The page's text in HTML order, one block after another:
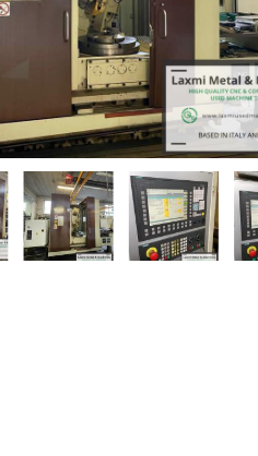
zum Suchen oder ESC zum